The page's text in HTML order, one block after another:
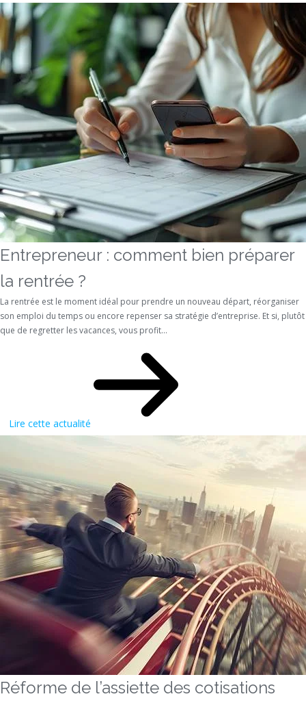
Entrepreneur : comment bien préparer
la rentrée ?
La rentrée est le moment idéal pour prendre un nouveau départ, réorganiser
son emploi du temps ou encore repenser sa stratégie d’entreprise. Et si, plutôt
que de regretter les vacances, vous profit...
Lire cette actualité
Réforme de l’assiette des cotisations